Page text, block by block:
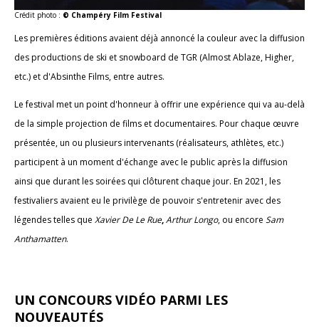
Crédit photo : © Champéry Film Festival
Les premières éditions avaient déjà annoncé la couleur avec la diffusion
des productions de ski et snowboard de TGR (Almost Ablaze, Higher,
etc.) et d'Absinthe Films, entre autres.
Le festival met un point d'honneur à offrir une expérience qui va au-delà
de la simple projection de films et documentaires. Pour chaque œuvre
présentée, un ou plusieurs intervenants (réalisateurs, athlètes, etc.)
participent à un moment d'échange avec le public après la diffusion
ainsi que durant les soirées qui clôturent chaque jour. En 2021, les
festivaliers avaient eu le privilège de pouvoir s'entretenir avec des
légendes telles que Xavier De Le Rue,Arthur Longo, ou encore Sam
Anthamatten.
UN CONCOURS VIDÉO PARMI LES
NOUVEAUTÉS